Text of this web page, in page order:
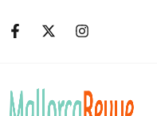
Zum
Inhalt